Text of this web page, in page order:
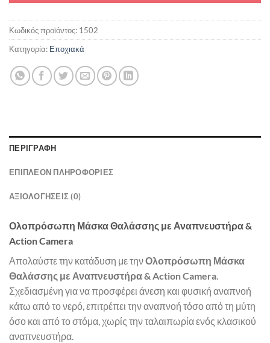
Κωδικός προϊόντος: 1502
Κατηγορία: Εποχιακά
ΠΕΡΙΓΡΑΦΉ
ΕΠΙΠΛΈΟΝ ΠΛΗΡΟΦΟΡΊΕΣ
ΑΞΙΟΛΟΓΉΣΕΙΣ (0)
Ολοπρόσωπη Μάσκα Θαλάσσης με Αναπνευστήρα &
Action Camera
Απολαύστε την κατάδυση με τηνΟλοπρόσωπη Μάσκα
Θαλάσσης με Αναπνευστήρα & Action Camera.
Σχεδιασμένη για να προσφέρει άνεση και φυσική αναπνοή
κάτω από το νερό, επιτρέπει την αναπνοή τόσο από τη μύτη
όσο και από το στόμα, χωρίς την ταλαιπωρία ενός κλασικού
αναπνευστήρα.